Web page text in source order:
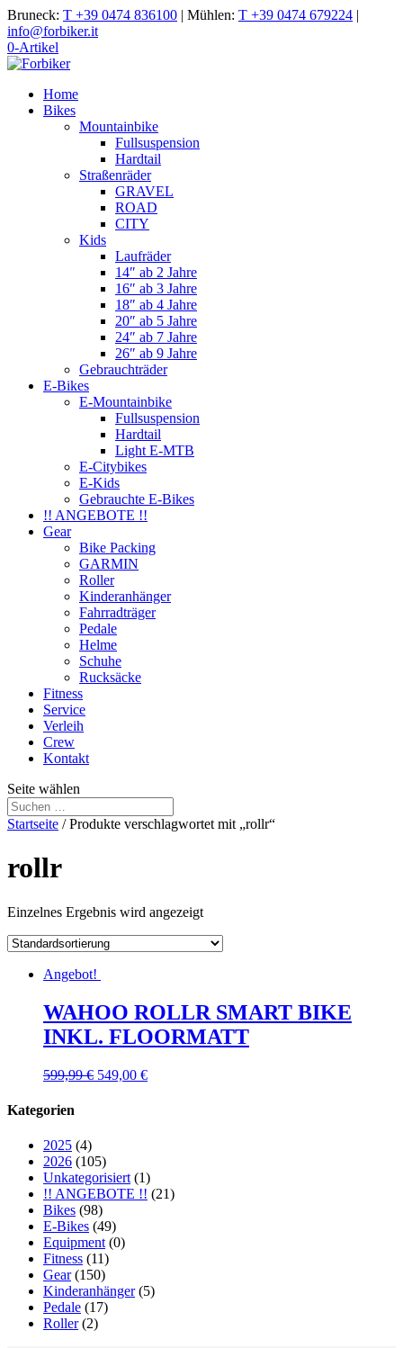
Bruneck: T +39 0474 836100 | Mühlen: T +39 0474 679224 |
info@forbiker.it
0-Artikel
Home
Bikes
Mountainbike
Fullsuspension
Hardtail
Straßenräder
GRAVEL
ROAD
CITY
Kids
Laufräder
14″ ab 2 Jahre
16″ ab 3 Jahre
18″ ab 4 Jahre
20″ ab 5 Jahre
24″ ab 7 Jahre
26″ ab 9 Jahre
Gebrauchträder
E-Bikes
E-Mountainbike
Fullsuspension
Hardtail
Light E-MTB
E-Citybikes
E-Kids
Gebrauchte E-Bikes
!! ANGEBOTE !!
Gear
Bike Packing
GARMIN
Roller
Kinderanhänger
Fahrradträger
Pedale
Helme
Schuhe
Rucksäcke
Fitness
Service
Verleih
Crew
Kontakt
Seite wählen
Startseite / Produkte verschlagwortet mit „rollr“
rollr
Einzelnes Ergebnis wird angezeigt
Angebot!
WAHOO ROLLR SMART BIKE
INKL. FLOORMATT
599,99€ 549,00 €
Kategorien
2025 (4)
2026 (105)
Unkategorisiert (1)
!! ANGEBOTE !! (21)
Bikes (98)
E-Bikes (49)
Equipment (0)
Fitness (11)
Gear (150)
Kinderanhänger (5)
Pedale (17)
Roller (2)